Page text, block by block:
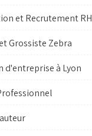
et Recrutement RH
Grossiste Zebra
d'entreprise à Lyon